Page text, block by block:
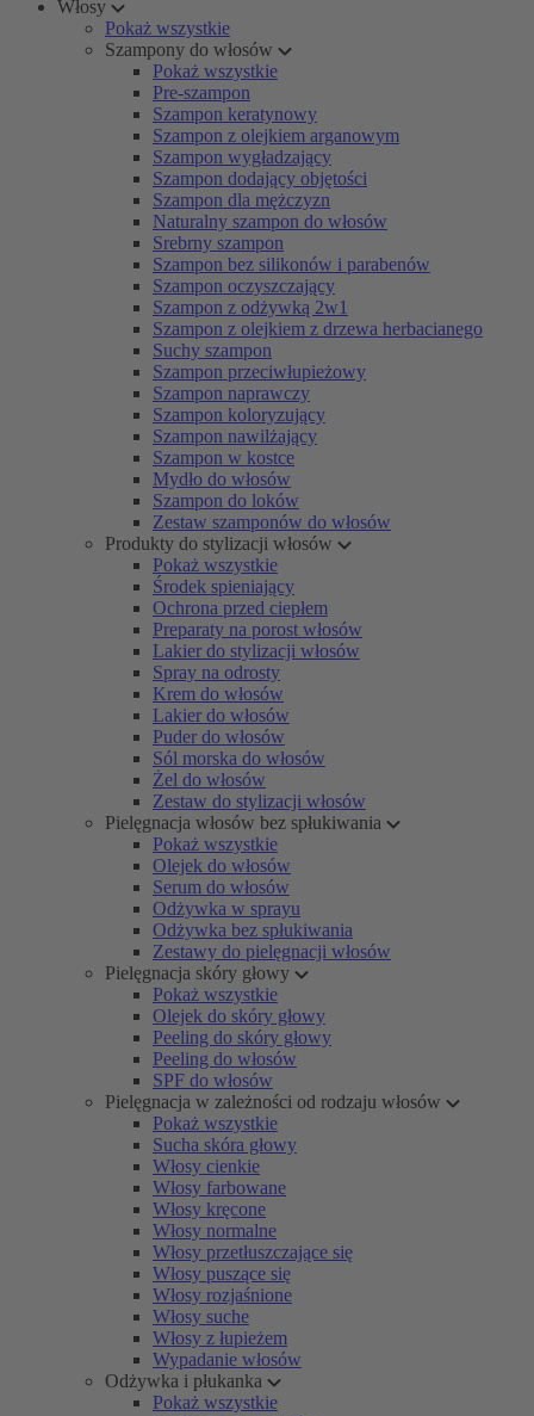
Włosy
Pokaż wszystkie
Szampony do włosów
Pokaż wszystkie
Pre-szampon
Szampon keratynowy
Szampon z olejkiem arganowym
Szampon wygładzający
Szampon dodający objętości
Szampon dla mężczyzn
Naturalny szampon do włosów
Srebrny szampon
Szampon bez silikonów i parabenów
Szampon oczyszczający
Szampon z odżywką 2w1
Szampon z olejkiem z drzewa herbacianego
Suchy szampon
Szampon przeciwłupieżowy
Szampon naprawczy
Szampon koloryzujący
Szampon nawilżający
Szampon w kostce
Mydło do włosów
Szampon do loków
Zestaw szamponów do włosów
Produkty do stylizacji włosów
Pokaż wszystkie
Środek spieniający
Ochrona przed ciepłem
Preparaty na porost włosów
Lakier do stylizacji włosów
Spray na odrosty
Krem do włosów
Lakier do włosów
Puder do włosów
Sól morska do włosów
Żel do włosów
Zestaw do stylizacji włosów
Pielęgnacja włosów bez spłukiwania
Pokaż wszystkie
Olejek do włosów
Serum do włosów
Odżywka w sprayu
Odżywka bez spłukiwania
Zestawy do pielęgnacji włosów
Pielęgnacja skóry głowy
Pokaż wszystkie
Olejek do skóry głowy
Peeling do skóry głowy
Peeling do włosów
SPF do włosów
Pielęgnacja w zależności od rodzaju włosów
Pokaż wszystkie
Sucha skóra głowy
Włosy cienkie
Włosy farbowane
Włosy kręcone
Włosy normalne
Włosy przetłuszczające się
Włosy puszące się
Włosy rozjaśnione
Włosy suche
Włosy z łupieżem
Wypadanie włosów
Odżywka i płukanka
Pokaż wszystkie